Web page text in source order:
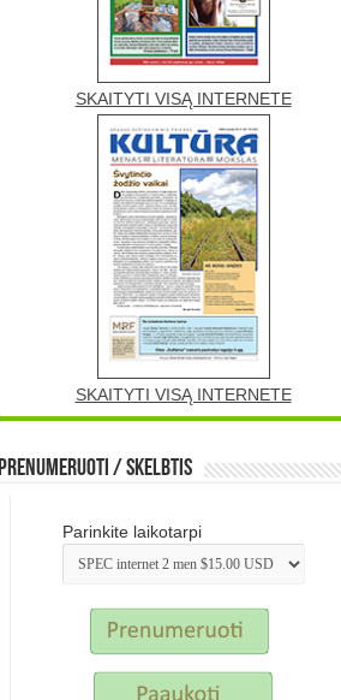
SKAITYTI VISĄ INTERNETE
SKAITYTI VISĄ INTERNETE
Prenumeruoti / Skelbtis
Parinkite laikotarpi